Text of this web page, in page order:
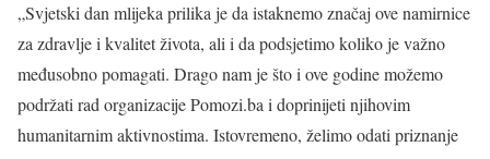
„Svjetski dan mlijeka prilika je da istaknemo značaj ove namirnice
za zdravlje i kvalitet života, ali i da podsjetimo koliko je važno
međusobno pomagati. Drago nam je što i ove godine možemo
podržati rad organizacije Pomozi.ba i doprinijeti njihovim
humanitarnim aktivnostima. Istovremeno, želimo odati priznanje